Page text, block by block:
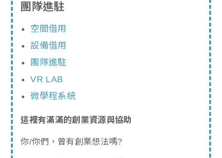
團隊進駐
空間借用
設備借用
團隊進駐
VR LAB
微學程系統
這裡有滿滿的創業資源與協助
你/你們，曾有創業想法嗎?